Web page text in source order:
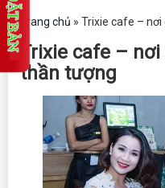
Trang chủ » Trixie cafe –
Trixie cafe –
thần tượng